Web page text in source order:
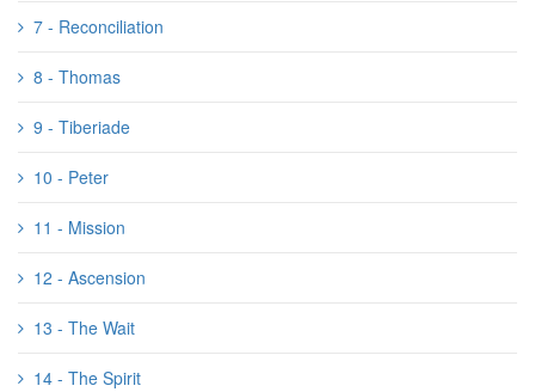
7 - Reconciliation
8 - Thomas
9 - Tiberiade
10 - Peter
11 - Mission
12 - Ascension
13 - The Wait
14 - The Spirit